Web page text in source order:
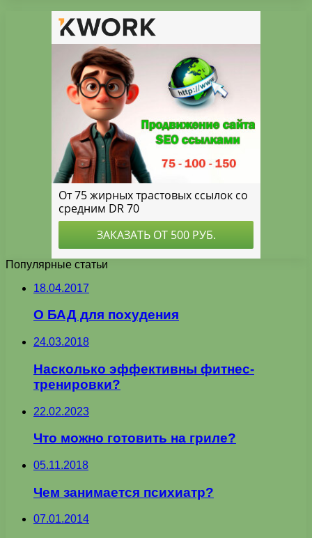
Популярные статьи
18.04.2017
О БАД для похудения
24.03.2018
Насколько эффективны фитнес-
тренировки?
22.02.2023
Что можно готовить на гриле?
05.11.2018
Чем занимается психиатр?
07.01.2014